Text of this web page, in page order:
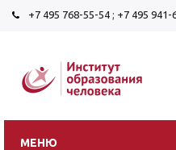
+7 495 768-55-54 ; +7 495 941-
МЕНЮ